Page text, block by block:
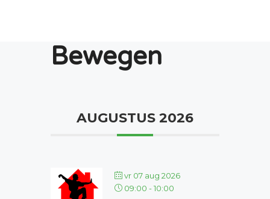
Bewegen
AUGUSTUS 2026
vr 07 aug 2026
09:00 -10:00